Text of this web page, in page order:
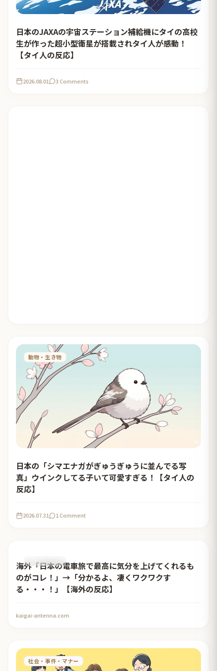
日本のJAXAの宇宙ステーション補給機にタイの高校
生が作った超小型衛星が搭載されタイ人が感動！
【タイ人の反応】
2026.08.01 3 Comments
動物・生き物
日本の「シマエナガがぎゅうぎゅうに並んでる写
真」ウインクしてる子いて可愛すぎる！【タイ人の
反応】
2026.07.31 1 Comment
おすすめ記事
海外「日本の電車旅で最高に気分を上げてくれるも
のがコレ！」→「分かるよ、凄くワクワクす
る・・・！」【海外の反応】
kaigai-antenna.com
社会・事件・マナー